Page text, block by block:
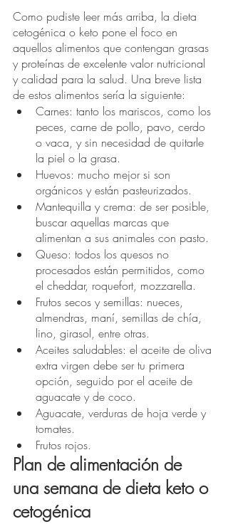
Como pudiste leer más arriba, la dieta
cetogénica o keto pone el foco en
aquellos alimentos que contengan grasas
y proteínas de excelente valor nutricional
y calidad para la salud. Una breve lista
de estos alimentos sería la siguiente:
Carnes: tanto los mariscos, como los
peces, carne de pollo, pavo, cerdo
o vaca, y sin necesidad de quitarle
la piel o la grasa.
Huevos: mucho mejor si son
orgánicos y están pasteurizados.
Mantequilla y crema: de ser posible,
buscar aquellas marcas que
alimentan a sus animales con pasto.
Queso: todos los quesos no
procesados están permitidos, como
el cheddar, roquefort, mozzarella.
Frutos secos y semillas: nueces,
almendras, maní, semillas de chía,
lino, girasol, entre otras.
Aceites saludables: el aceite de oliva
extra virgen debe ser tu primera
opción, seguido por el aceite de
aguacate y de coco.
Aguacate, verduras de hoja verde y
tomates.
Frutos rojos.
Plan de alimentación de
una semana de dieta keto o
cetogénica